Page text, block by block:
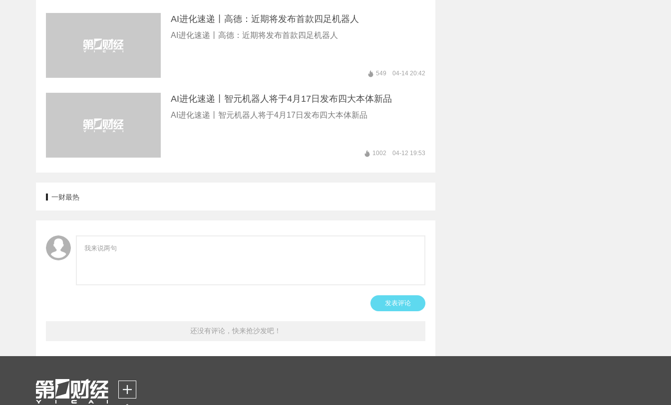
AI进化速递丨高德：近期将发布首款四足机器人
AI进化速递丨高德：近期将发布首款四足机器人
549 04-14 20:42
AI进化速递丨智元机器人将于4月17日发布四大本体新品
AI进化速递丨智元机器人将于4月17日发布四大本体新品
1002 04-12 19:53
一财最热
发表评论
还没有评论，快来抢沙发吧！